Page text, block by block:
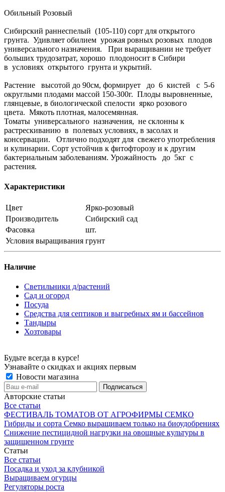
Обильный Розовый
Сибирский раннеспелый (105-110) сорт для открытого
грунта. Удивляет обилием урожая ровных розовых плодов
универсального назначения. При выращивании не требует
больших трудозатрат, хорошо плодоносит в Сибири
в условиях открытого грунта и укрытий.
Растение высотой до 90см, формирует до 6 кистей с 5-6
округлыми плодами массой 150-300г. Плоды выровненные,
глянцевые, в биологической спелости ярко розового
цвета. Мякоть плотная, малосемянная.
Томаты универсального назначения, не склонны к
растрескиванию в полевых условиях, в засолах и
консервации. Отлично подходят для свежего употребления
и кулинарии. Сорт устойчив к фитофторозу и к другим
бактериальным заболеваниям. Урожайность до 5кг с
растения.
Характеристики
Цвет
Ярко-розовый
Производитель
Сибирский сад
Фасовка
шт.
Условия выращивания грунт
Наличие
Светильники д/растений
Сад и огород
Посуда
Средства для септиков и выгребных ям и бассейнов
Тандыры
Хозтовары
Будьте всегда в курсе!
Узнавайте о скидках и акциях первым
Новости магазина
Авторские статьи
Все статьи
ФЕСТИВАЛЬ ТОМАТОВ ОТ АГРОФИРМЫ СЕМКО
Гибриды и сорта Семко выращиваем только на биоудобрениях
Снижение пестицидной нагрузки на овощные культуры в
защищенном грунте
Статьи
Все статьи
Посадка и уход за клубникой
Выращиваем огурцы
Регуляторы роста